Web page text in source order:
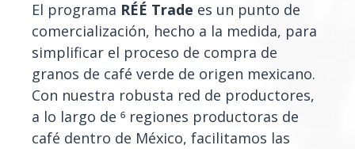
El programa RÉÉ Trade es un punto de
comercialización, hecho a la medida, para
simplificar el proceso de compra de
granos de café verde de origen mexicano.
Con nuestra robusta red de productores,
a lo largo de 6 regiones productoras de
café dentro de México, facilitamos las